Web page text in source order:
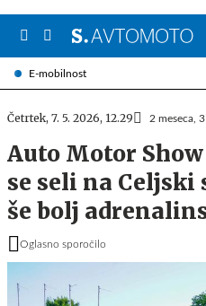
E-mobilnost
Četrtek, 7. 5. 2026, 12.29 2 meseca,
Auto Motor
se seli na Celjski
še bolj
Oglasno sporočilo